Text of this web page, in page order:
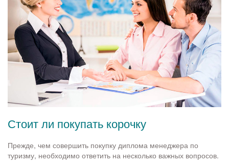
Стоит ли покупать корочку
Прежде, чем совершить покупку диплома менеджера по
туризму, необходимо ответить на несколько важных вопросов.